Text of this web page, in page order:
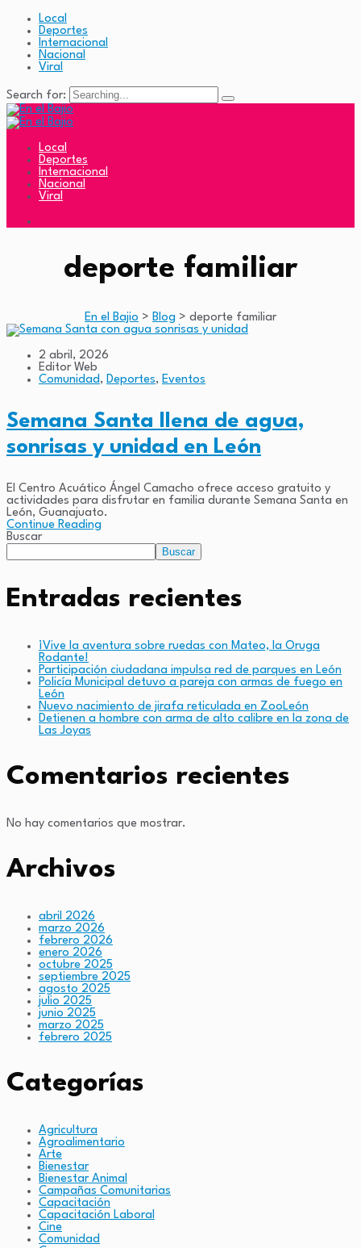
Local
Deportes
Internacional
Nacional
Viral
Search for:
Local
Deportes
Internacional
Nacional
Viral
deporte familiar
En el Bajio > Blog > deporte familiar
2 abril, 2026
Editor Web
Comunidad , Deportes, Eventos
Semana Santa llena de agua,
sonrisas y unidad en León
El Centro Acuático Ángel Camacho ofrece acceso gratuito y
actividades para disfrutar en familia durante Semana Santa en
León, Guanajuato.
Continue Reading
Buscar
Buscar
Entradas recientes
¡Vive la aventura sobre ruedas con Mateo, la Oruga
Rodante!
Participación ciudadana impulsa red de parques en León
Policía Municipal detuvo a pareja con armas de fuego en
León
Nuevo nacimiento de jirafa reticulada en ZooLeón
Detienen a hombre con arma de alto calibre en la zona de
Las Joyas
Comentarios recientes
No hay comentarios que mostrar.
Archivos
abril 2026
marzo 2026
febrero 2026
enero 2026
octubre 2025
septiembre 2025
agosto 2025
julio 2025
junio 2025
marzo 2025
febrero 2025
Categorías
Agricultura
Agroalimentario
Arte
Bienestar
Bienestar Animal
Campañas Comunitarias
Capacitación
Capacitación Laboral
Cine
Comunidad